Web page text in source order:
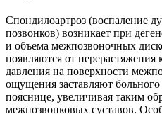
Спондилоартроз (воспаление
позвонков) возникает при
и объема межпозвоночных
появляются от
давления на поверхности
ощущения заставляют
пояснице, увеличивая таким
межпозвонковых суставов.